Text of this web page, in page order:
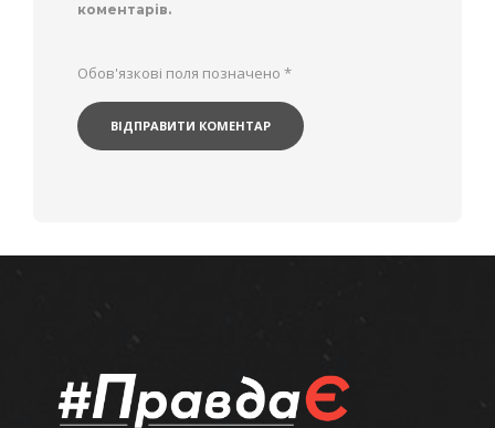
коментарів.
Обов'язкові поля позначено *